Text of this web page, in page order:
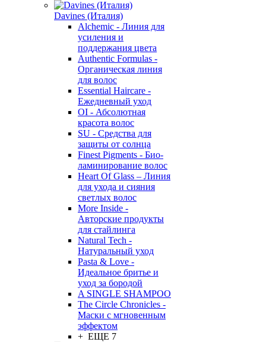
Davines (Италия)
Alchemic - Линия для
усиления и
поддержания цвета
Authentic Formulas -
Органическая линия
для волос
Essential Haircare -
Eжедневный уход
OI - Абсолютная
красота волос
SU - Средства для
защиты от солнца
Finest Pigments - Био-
ламинирование волос
Heart Of Glass – Линия
для ухода и сияния
светлых волос
More Inside -
Авторские продукты
для стайлинга
Natural Tech -
Натуральный уход
Pasta & Love -
Идеальное бритье и
уход за бородой
A SINGLE SHAMPOO
The Circle Chronicles -
Маски с мгновенным
эффектом
+ ЕЩЕ 7